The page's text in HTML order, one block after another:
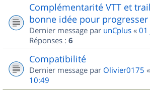
Complémentarité VTT et
bonne idée pour progresser
Dernier message par unCplus « 01
Réponses : 6
Compatibilité
Dernier message par Olivier0175 «
10:49